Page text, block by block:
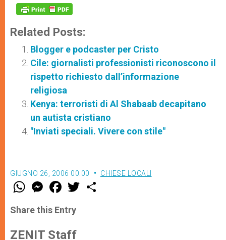
Related Posts:
Blogger e podcaster per Cristo
Cile: giornalisti professionisti riconoscono il
rispetto richiesto dall’informazione
religiosa
Kenya: terroristi di Al Shabaab decapitano
un autista cristiano
"Inviati speciali. Vivere con stile"
GIUGNO 26, 2006 00:00 CHIESE LOCALI
W
t
s
p
M
e
s
e
g
F
a
e
b
o
w
Share this Entry
ZENIT Staff